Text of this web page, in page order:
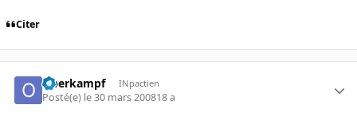
Citer
Oberkampf INpactien
Posté(e) le 30 mars 200818 a